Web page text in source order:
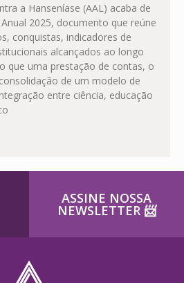
a Hanseníase (AAL) acaba de
2025, documento que reúne
conquistas, indicadores de
alcançados ao longo
que uma prestação de contas, o
de um modelo de
entre ciência, educação
ASSINE NOSSA
NEWSLETTER ​📨